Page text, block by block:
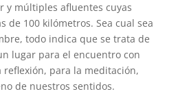
y múltiples afluentes cuyas
de 100 kilómetros. Sea cual sea
todo indica que se trata de
lugar para el encuentro con
reflexión, para la meditación,
de nuestros sentidos.